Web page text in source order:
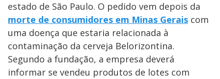
estado de São Paulo. O pedido vem depois da
morte de consumidores em Minas Gerais com
uma doença que estaria relacionada à
contaminação da cerveja Belorizontina.
Segundo a fundação, a empresa deverá
informar se vendeu produtos de lotes com